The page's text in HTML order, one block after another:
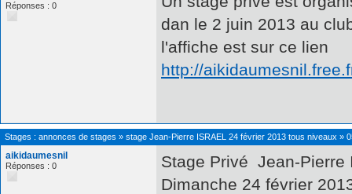
Réponses : 0
dan le 2 juin 2013 au
l'affiche est sur ce lien
http://
Stages : annonces de stages » stage Jean-Pierre ISRAEL 24 février 2013 tous niveaux »
aikidaumesnil
Réponses : 0
Stage Privé Jean-Pierre
Dimanche 24 février